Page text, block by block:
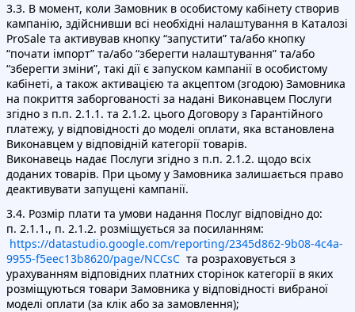
3.3. В момент, коли Замовник в особистому кабінету створив
кампанію, здійснивши всі необхідні налаштування в Каталозі
ProSale та активував кнопку “запустити” та/або кнопку
“почати імпорт” та/або “зберегти налаштування” та/або
“зберегти зміни”, такі дії є запуском кампанії в особистому
кабінеті, а також активацією та акцептом (згодою) Замовника
на покриття заборгованості за надані Виконавцем Послуги
згідно з п.п. 2.1.1. та 2.1.2. цього Договору з Гарантійного
платежу, у відповідності до моделі оплати, яка встановлена
Виконавцем у відповідній категорії товарів.
Виконавець надає Послуги згідно з п.п. 2.1.2. щодо всіх
доданих товарів. При цьому у Замовника залишається право
деактивувати запущені кампанії.
3.4. Розмір плати та умови надання Послуг відповідно до:
п. 2.1.1., п. 2.1.2. розміщується за посиланням:
https://datastudio.google.com/reporting/2345d862-9b08-4c4a-
9955-f5eec13b8620/page/NCCsC та розраховується з
урахуванням відповідних платних сторінок категорії в яких
розміщуються товари Замовника у відповідності вибраної
моделі оплати (за клік або за замовлення);